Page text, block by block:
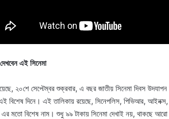
এই সিনেমা
২০শে সেপ্টেম্বর শুক্রবার, এ বছর জাতীয় সিনেমা দিবস
বিশেষ দিনে। এই তালিকায় রয়েছে, সিনেপলিস, পিভিআর,
এর মতো বিশেষ নাম। শুধু ৯৯ টাকায় সিনেমা দেখাই নয়, থাকছে